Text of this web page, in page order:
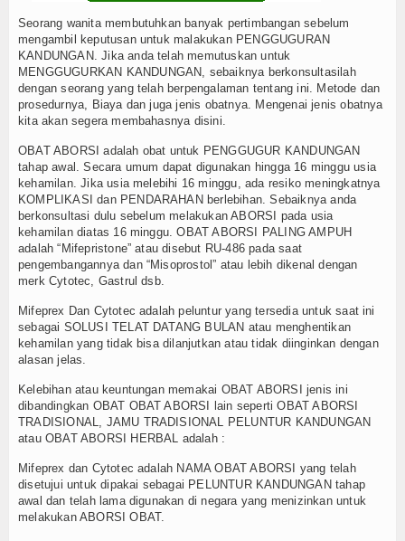
Seorang wanita membutuhkan banyak pertimbangan sebelum
mengambil keputusan untuk malakukan PENGGUGURAN
KANDUNGAN. Jika anda telah memutuskan untuk
MENGGUGURKAN KANDUNGAN, sebaiknya berkonsultasilah
dengan seorang yang telah berpengalaman tentang ini. Metode dan
prosedurnya, Biaya dan juga jenis obatnya. Mengenai jenis obatnya
kita akan segera membahasnya disini.
OBAT ABORSI adalah obat untuk PENGGUGUR KANDUNGAN
tahap awal. Secara umum dapat digunakan hingga 16 minggu usia
kehamilan. Jika usia melebihi 16 minggu, ada resiko meningkatnya
KOMPLIKASI dan PENDARAHAN berlebihan. Sebaiknya anda
berkonsultasi dulu sebelum melakukan ABORSI pada usia
kehamilan diatas 16 minggu. OBAT ABORSI PALING AMPUH
adalah “Mifepristone” atau disebut RU-486 pada saat
pengembangannya dan “Misoprostol” atau lebih dikenal dengan
merk Cytotec, Gastrul dsb.
Mifeprex Dan Cytotec adalah peluntur yang tersedia untuk saat ini
sebagai SOLUSI TELAT DATANG BULAN atau menghentikan
kehamilan yang tidak bisa dilanjutkan atau tidak diinginkan dengan
alasan jelas.
Kelebihan atau keuntungan memakai OBAT ABORSI jenis ini
dibandingkan OBAT OBAT ABORSI lain seperti OBAT ABORSI
TRADISIONAL, JAMU TRADISIONAL PELUNTUR KANDUNGAN
atau OBAT ABORSI HERBAL adalah :
Mifeprex dan Cytotec adalah NAMA OBAT ABORSI yang telah
disetujui untuk dipakai sebagai PELUNTUR KANDUNGAN tahap
awal dan telah lama digunakan di negara yang menizinkan untuk
melakukan ABORSI OBAT.